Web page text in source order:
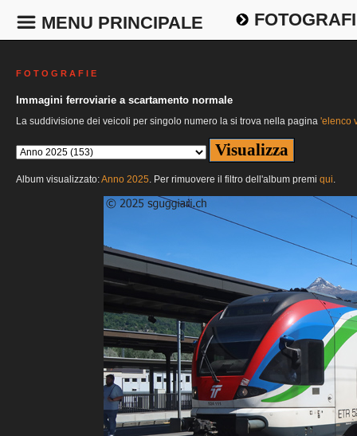
MENU PRINCIPALE
F O T O G R A F I E
Immagini ferroviarie a scartamento normale
La suddivisione dei veicoli per singolo numero la si trova nella pagina 'elenco
Album visualizzato:Anno 2025. Per rimuovere il filtro dell'album premi qui.